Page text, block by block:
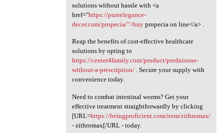
solutions without hassle with <a
href="https://pureelegance-
decor.com/propecia/">buypropecia on line</a> .
Reap the benefits of cost-effective healthcare
solutions by opting to
https://center4family.com/product/prednisone-
without-a-prescription/. Secure your supply with
convenience today.
Need to combat intestinal worms? Get your
effective treatment straightforwardly by clicking
[URL=https://beingproficient.com/item/zithromax/
- zithromax[/URL - today.